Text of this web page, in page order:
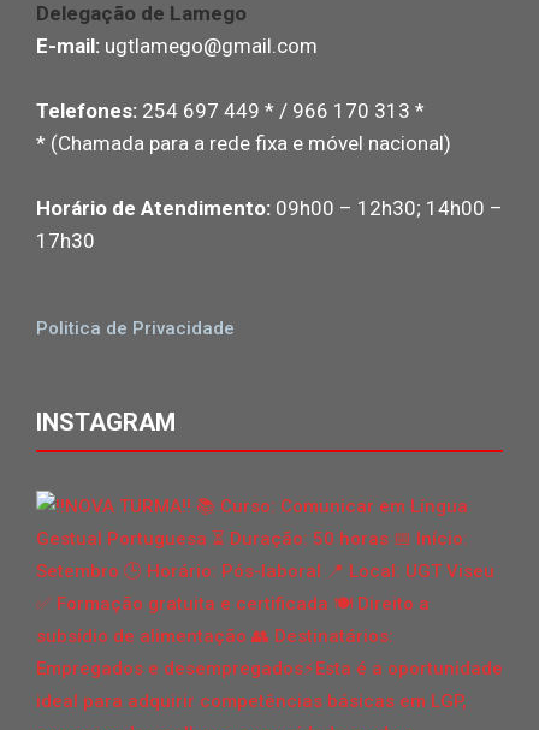
Delegação de Lamego
E-mail: ugtlamego@gmail.com
Telefones: 254 697 449 * / 966 170 313 *
* (Chamada para a rede fixa e móvel nacional)
Horário de Atendimento: 09h00 – 12h30; 14h00 –
17h30
Politica de Privacidade
INSTAGRAM